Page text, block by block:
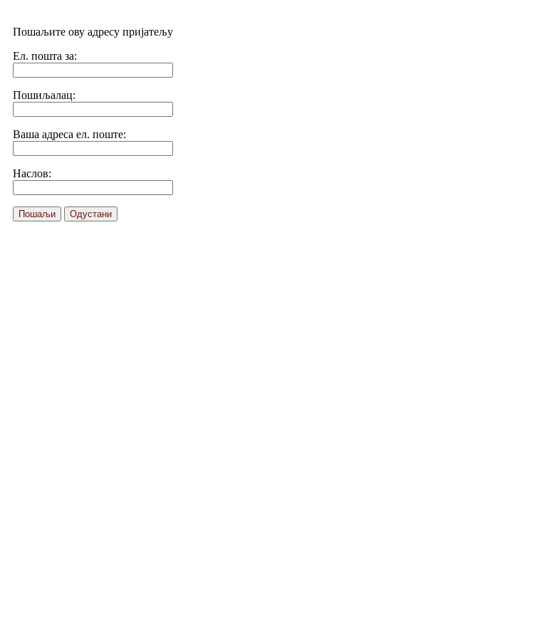
Пошаљите ову адресу пријатељу
Ел. пошта за:
Пошиљалац:
Ваша адреса ел. поште:
Наслов:
Пошаљи Одустани